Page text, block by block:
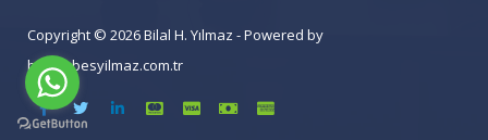
Copyright © 2026 Bilal H. Yılmaz - Powered by
bilalhabesyilmaz.com.tr